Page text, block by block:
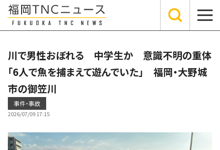
川で男性おぼれる 中学生か 意識不明の重体
「6人で魚を捕まえて遊んでいた」 福岡・大野城
市の御笠川
事件・事故
2026/07/09 17:15